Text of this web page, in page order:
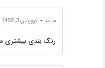
ساعد– فروردین 3, 1400
رنگ بندی بیشتری